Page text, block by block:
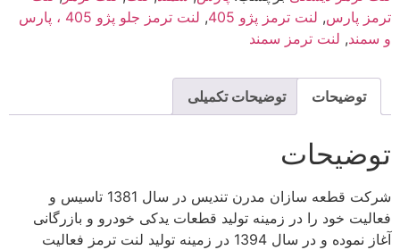
ترمز پارس, لنت ترمز پژو 405 ,
لنت ترمز جلو پژو 405 ، پارس
و سمند, لنت ترمز سمند
توضیحات توضیحات تکمیلی
توضیحات
شرکت قطعه سازان مدرن تندیس در سال 1381 تاسیس و
فعالیت خود را در زمینه تولید قطعات یدکی خودرو و بازرگانی
آغاز نموده و در سال 1394 در زمینه تولید لنت ترمز فعالیت